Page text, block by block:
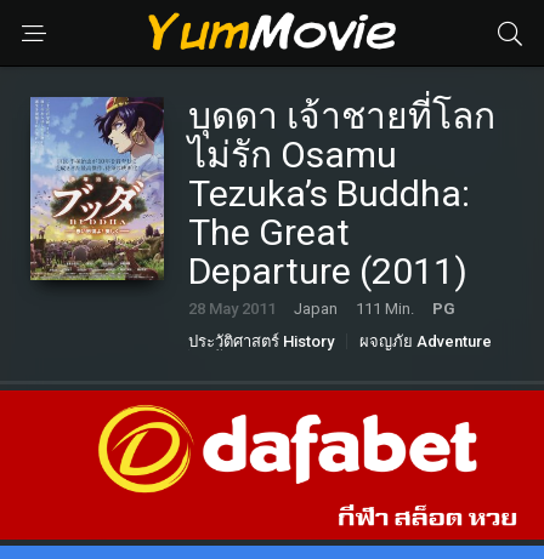
บุดดา เจ้าชายที่โลก
ไม่รัก Osamu
Tezuka’s Buddha:
The Great
Departure (2011)
28 May 2011 Japan 111 Min.
PG
ประวัติศาสตร์ History
ผจญภัย Adventure